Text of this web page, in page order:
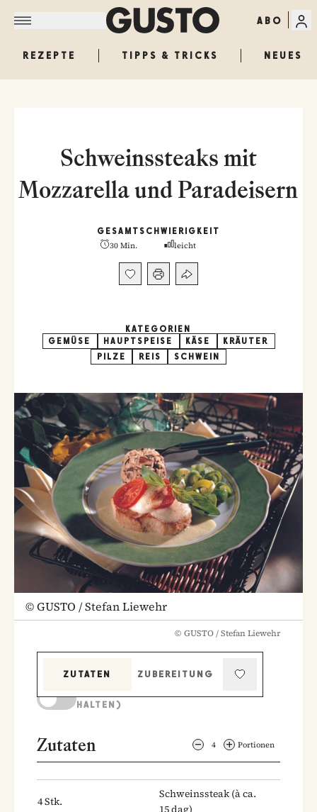
ABO
REZEPTE TIPPS & TRICKS NEUES
Schweinssteaks mit
Mozzarella und Paradeisern
GESAMT
30 Min.
SCHWIERIGKEIT
leicht
KATEGORIEN
GEMÜSE
HAUPTSPEISE KÄSE
KRÄUTER
PILZE
REIS SCHWEIN
©GUSTO / Stefan Liewehr
© GUSTO / Stefan Liewehr
ZUTATEN
ZUBEREITUNG
HALTEN)
Zutaten 4 Portionen
4Stk.
Schweinssteak(à ca.
15 dag)